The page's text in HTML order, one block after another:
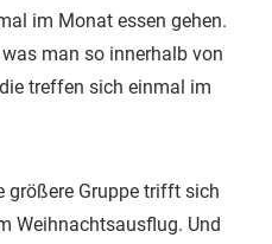
im Monat essen gehen.
man so innerhalb von
treffen sich einmal im
größere Gruppe trifft sich
Weihnachtsausflug. Und